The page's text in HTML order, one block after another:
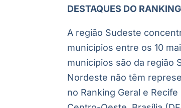
DESTAQUES DO
A região Sudeste
municípios entre os 10
municípios são da região
Nordeste não têm
no Ranking Geral e